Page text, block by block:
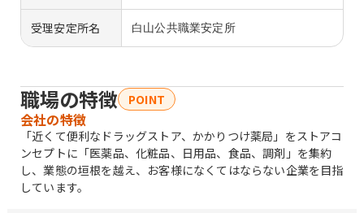
受理安定所名 白山公共職業安定所
職場の特徴 POINT
会社の特徴
「近くて便利なドラッグストア、かかりつけ薬局」をストアコ
ンセプトに「医薬品、化粧品、日用品、食品、調剤」を集約
し、業態の垣根を越え、お客様になくてはならない企業を目指
しています。